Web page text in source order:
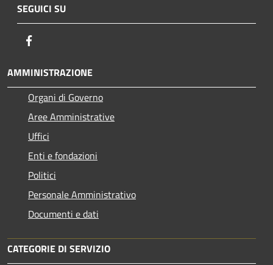
SEGUICI SU
AMMINISTRAZIONE
Organi di Governo
Aree Amministrative
Uffici
Enti e fondazioni
Politici
Personale Amministrativo
Documenti e dati
CATEGORIE DI SERVIZIO